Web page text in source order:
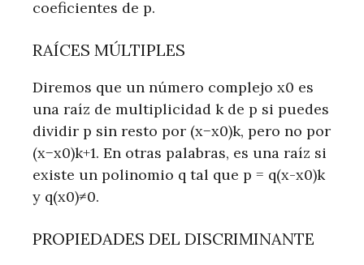
coeficientes de p.
RAÍCES MÚLTIPLES
Diremos que un número complejo x0 es
una raíz de multiplicidad k de p si puedes
dividir p sin resto por (x−x0)k, pero no por
(x−x0)k+1. En otras palabras, es una raíz si
existe un polinomio q tal que p = q(x-x0)k
y q(x0)≠0.
PROPIEDADES DEL DISCRIMINANTE